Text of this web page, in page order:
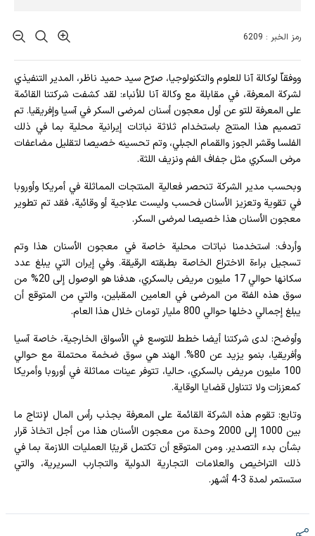
رمز الخبر : 6209
ووفقاّ لوكالة آنا للعلوم والتكنولوجيا، صرّح سيد حميد ناظر، المدير التنفيذي
لشركة المعرفة، في مقابلة مع وكالة آنا للأنباء: لقد كشفت شركتنا القائمة
على المعرفة للتو عن أول معجون أسنان لمرضى السكر في آسيا وإفريقيا. تم
تصميم هذا المنتج باستخدام ثلاثة نباتات إيرانية محلية بما في ذلك
الفلسا وقشر الجوز والقمام الجبلي، وتم تحسينه خصيصا لتقليل مضاعفات
مرض السكري مثل جفاف الفم ونزيف اللثة.
وبحسب مدير الشركة تنحصر فعالية المنتجات المماثلة في أمريكا وأوروبا
في تقوية وتعزيز الأسنان فحسب وليست علاجية أو وقائية، فقد تم تطوير
معجون الأسنان هذا خصيصا لمرضى السكر.
وأردف: استخدمنا نباتات محلية خاصة في معجون الأسنان هذا وتم
تسجيل براءة الاختراع الخاصة بطبقته الرقيقة. وفي إيران التي يبلغ عدد
سكانها حوالي 17 مليون مريض بالسكري، هدفنا هو الوصول إلى 20% من
سوق هذه الفئة من المرضى في العامين المقبلين، والتي من المتوقع أن
يبلغ إجمالي دخلها حوالي 800 مليار تومان خلال هذا العام.
وأوضح: لدى شركتنا أيضا خطط للتوسع في الأسواق الخارجية، خاصة آسيا
وأفريقيا، بنمو يزيد عن 80%. الهند هي سوق ضخمة محتملة مع حوالي
100 مليون مريض بالسكري، حاليا، تتوفر عينات مماثلة في أوروبا وأمريكا
كمعززات ولا تتناول قضايا الوقاية.
وتابع: تقوم هذه الشركة القائمة على المعرفة بجذب رأس المال لإنتاج ما
بين 1000 إلى 2000 وحدة من معجون الأسنان هذا من أجل اتخاذ قرار
بشأن بدء التصدير. ومن المتوقع أن تكتمل قريبًا العمليات اللازمة بما في
ذلك التراخيص والعلامات التجارية الدولية والتجارب السريرية، والتي
ستستمر لمدة 3-4 أشهر.